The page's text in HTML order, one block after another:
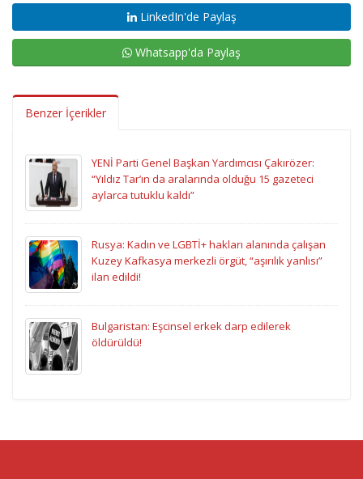
LinkedIn'de Paylaş
Whatsapp'da Paylaş
Benzer İçerikler
YENİ Parti Genel Başkan Yardımcısı Çakırözer:
“Yıldız Tar’ın da aralarında olduğu 15 gazeteci
aylarca tutuklu kaldı”
Rusya: Kadın ve LGBTİ+ hakları alanında çalışan
Kuzey Kafkasya merkezli örgüt, “aşırılık yanlısı”
ilan edildi!
Bulgaristan: Eşcinsel erkek darp edilerek
öldürüldü!